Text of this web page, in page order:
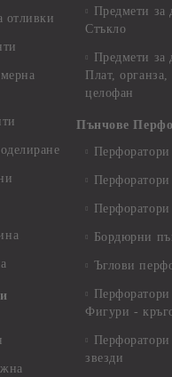
отливки
Предмети за
Стъкло
Предмети за
Плат, органза,
целофан
Пънчове
Бордюрни
Ъглови
Фигури -
звезди